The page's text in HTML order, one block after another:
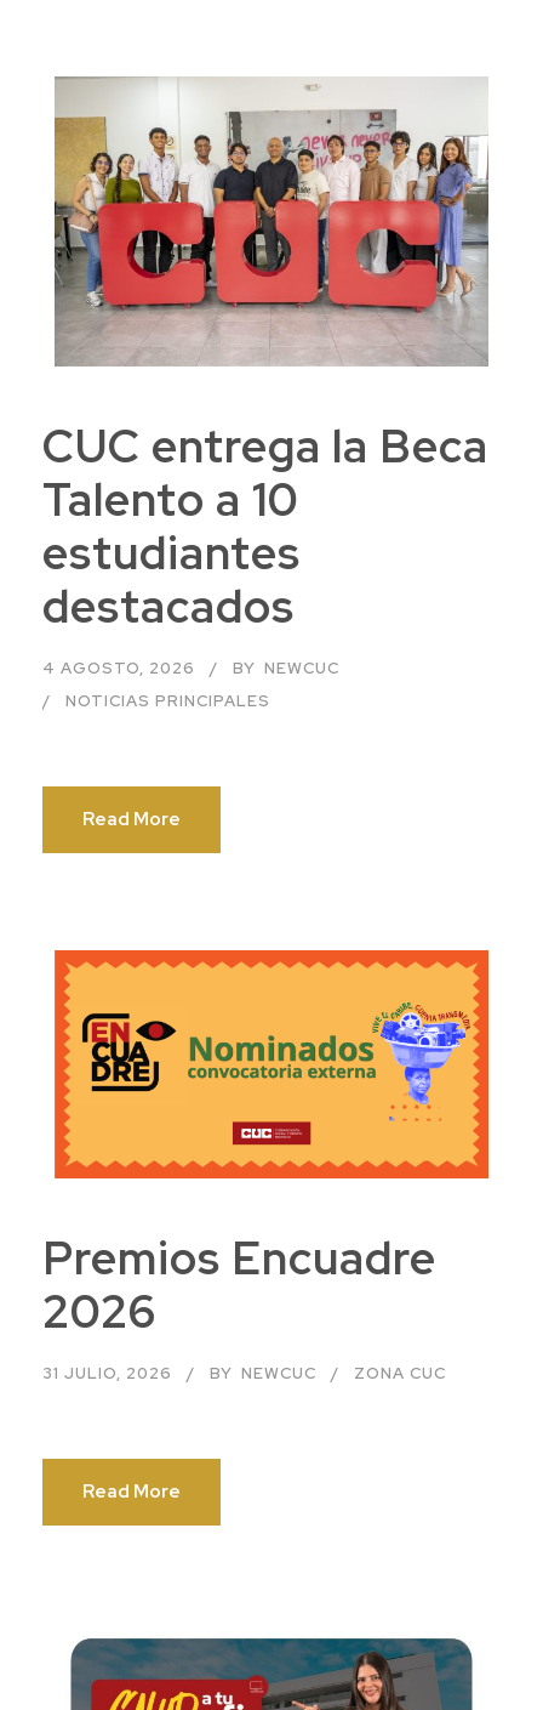
CUC entrega la Beca
Talento a 10
estudiantes
destacados
4 AGOSTO, 2026 BY NEWCUC
NOTICIAS PRINCIPALES
Read More
Premios Encuadre
2026
31 JULIO, 2026 BY NEWCUC ZONA CUC
Read More